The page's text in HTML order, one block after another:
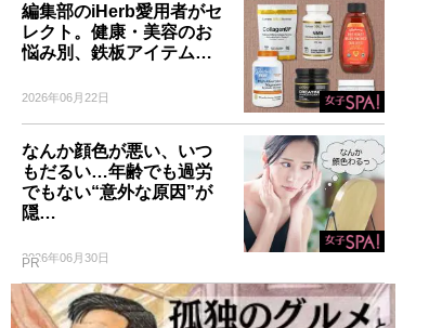
編集部のiHerb愛用者がセ
レクト。健康・美容のお
悩み別、鉄板アイテム…
2026年06月22日
なんか顔色が悪い、いつ
もだるい…年齢でも過労
でもない“意外な原因”が
隠…
2026年06月30日
PR